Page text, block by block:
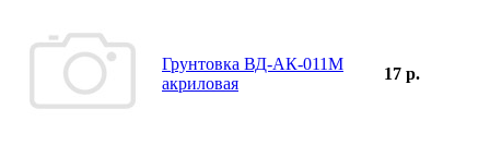
Грунтовка ВД-АК-011М
акриловая
17 р.